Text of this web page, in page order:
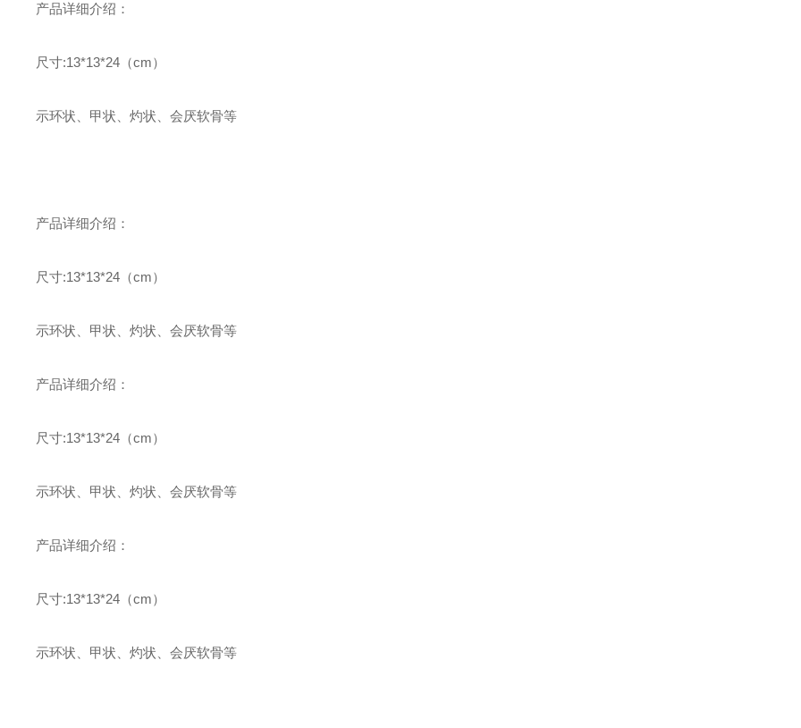
产品详细介绍：
尺寸:13*13*24（cm）
示环状、甲状、灼状、会厌软骨等
产品详细介绍：
尺寸:13*13*24（cm）
示环状、甲状、灼状、会厌软骨等
产品详细介绍：
尺寸:13*13*24（cm）
示环状、甲状、灼状、会厌软骨等
产品详细介绍：
尺寸:13*13*24（cm）
示环状、甲状、灼状、会厌软骨等